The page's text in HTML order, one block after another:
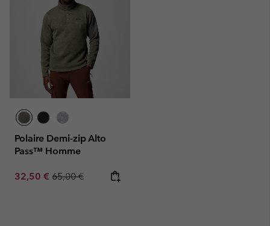
Polaire Demi-zip Alto
Pass™ Homme
Sale price:
32,50 € Regular price:
65,00 €